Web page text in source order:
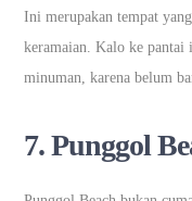
Ini merupakan tempat
keramaian. Kalo ke pantai
minuman, karena belum
7.Punggol